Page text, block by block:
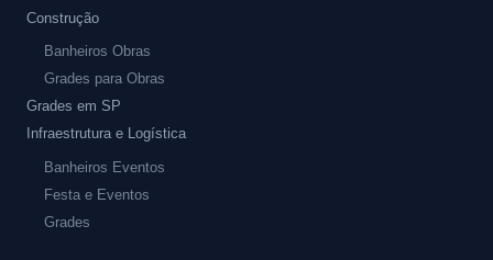
Construção
Banheiros Obras
Grades para Obras
Grades em SP
Infraestrutura e Logística
Banheiros Eventos
Festa e Eventos
Grades